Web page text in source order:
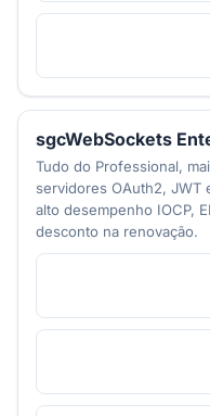
sgcWebSockets
Tudo do Professional,
servidores OAuth2, JWT
alto desempenho IOCP,
desconto na renovação.